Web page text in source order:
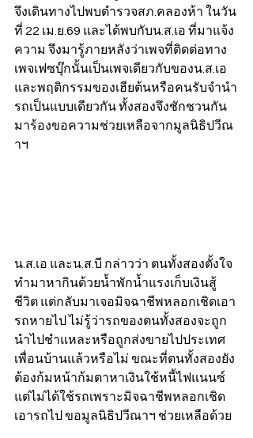
จึงเดินทางไปพบตำรวจสภ.คลองห้า ในวัน
ที่ 22 เม.ย.69 และได้พบกับน.ส.เอ ที่มาแจ้ง
ความ จึงมารู้ภายหลังว่าเพจที่ติดต่อทาง
เพจเฟซบุ๊กนั้นเป็นเพจเดียวกับของน.ส.เอ
และพฤติกรรมของเฮียต้นหรือคนรับจำนำ
รถเป็นแบบเดียวกัน ทั้งสองจึงชักชวนกัน
มาร้องขอความช่วยเหลือจากมูลนิธิปวีณ
าฯ
น.ส.เอ และน.ส.บี กล่าวว่า ตนทั้งสองตั้งใจ
ทำมาหากินด้วยน้ำพักน้ำแรงเก็บเงินสู้
ชีวิต แต่กลับมาเจอมิจฉาชีพหลอกเชิดเอา
รถหายไป ไม่รู้ว่ารถของตนทั้งสองจะถูก
นำไปชำแหละหรือถูกส่งขายไปประเทศ
เพื่อนบ้านแล้วหรือไม่ ขณะที่ตนทั้งสองยัง
ต้องก้มหน้าก้มตาหาเงินใช้หนี้ไฟแนนซ์
แต่ไม่ได้ใช้รถเพราะมิจฉาชีพหลอกเชิด
เอารถไป ขอมูลนิธิปวีณาฯ ช่วยเหลือด้วย